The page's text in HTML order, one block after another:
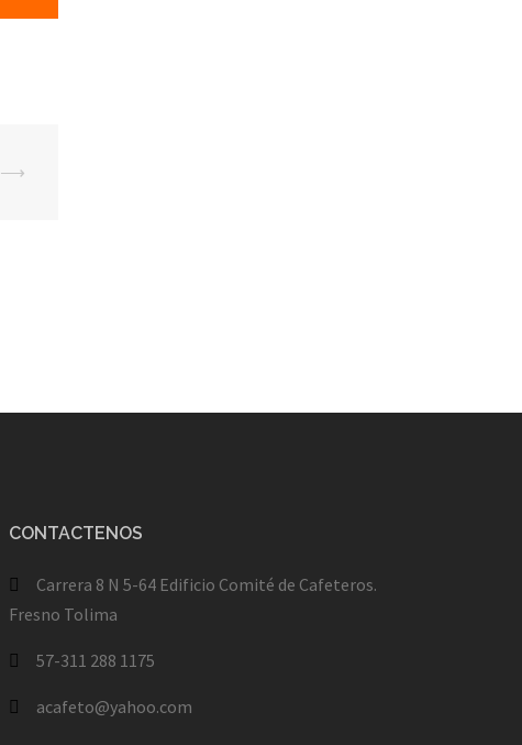
⟶
CONTACTENOS
Carrera 8 N 5-64 Edificio Comité de Cafeteros.
Fresno Tolima
57-311 288 1175
acafeto@yahoo.com